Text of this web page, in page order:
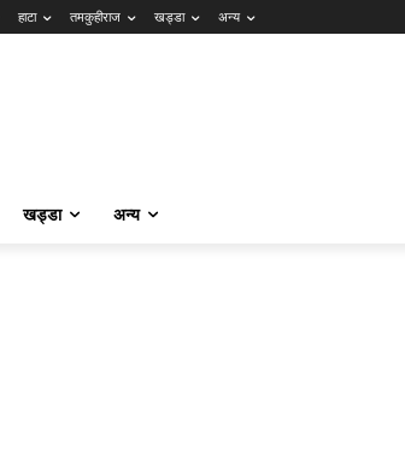
हाटा तमकुहीराज खड्डा अन्य
खड्डा अन्य